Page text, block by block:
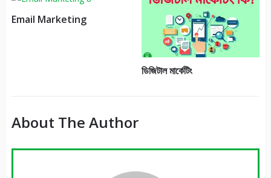
Email Marketing
ডিজিটাল মার্কেটিং
About The Author